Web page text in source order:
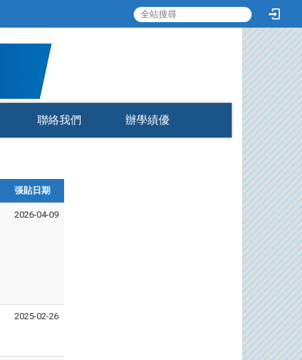
聯絡我們 辦學績優
張貼日期
2026-04-09
2025-02-26